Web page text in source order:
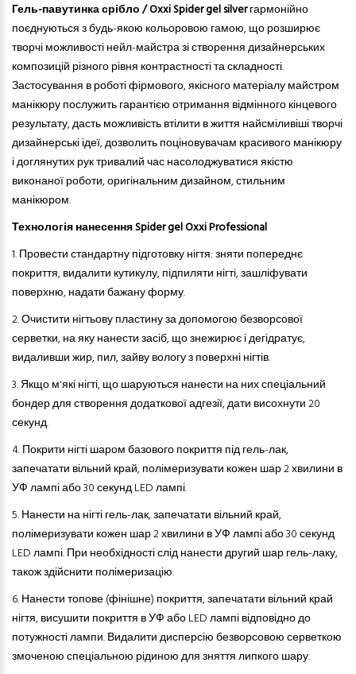
Гель-павутинка срібло / Oxxi Spider gel silverгармонійно
поєднуються з будь-якою кольоровою гамою, що розширює
творчі можливості нейл-майстра зі створення дизайнерських
композицій різного рівня контрастності та складності.
Застосування в роботі фірмового, якісного матеріалу майстром
манікюру послужить гарантією отримання відмінного кінцевого
результату, дасть можливість втілити в життя найсміливіші творчі
дизайнерські ідеї, дозволить поціновувачам красивого манікюру
і доглянутих рук тривалий час насолоджуватися якістю
виконаної роботи, оригінальним дизайном,стильним
манікюром.
Технологія нанесення Spider gel Oxxi Professional
1.Провести стандартну підготовку нігтя: зняти попереднє
покриття, видалити кутикулу, підпиляти нігті, зашліфувати
поверхню, надати бажану форму.
2.Очистити нігтьову пластину за допомогою безворсової
серветки, на яку нанести засіб, що знежирює і дегідратує,
видаливши жир, пил, зайву вологу з поверхні нігтів.
3.Якщо м'які нігті, що шаруються нанести на них спеціальний
бондер для створення додаткової адгезії, дати висохнути 20
секунд.
4.Покрити нігті шаром базового покриття під гель-лак,
запечатати вільний край, полімеризувати кожен шар 2 хвилини в
УФ лампі або 30 секунд LED лампі.
5.Нанести на нігті гель-лак, запечатати вільний край,
полімеризувати кожен шар 2 хвилини в УФ лампі або 30 секунд
LED лампі. При необхідності слід нанести другий шар гель-лаку,
також здійснити полімеризацію.
6.Нанести топове (фінішне) покриття, запечатати вільний край
нігтя, висушити покриття в УФ або LED лампі відповідно до
потужності лампи. Видалити дисперсію безворсовою серветкою
змоченою спеціальною рідиною для зняття липкого шару.